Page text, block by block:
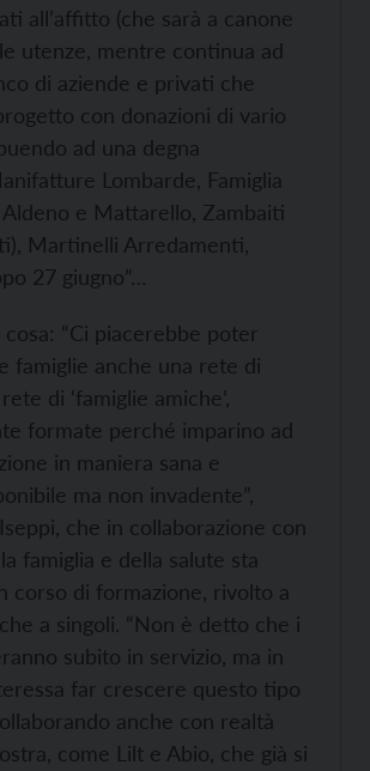
all’affitto (che sarà a canone
utenze, mentre continua ad
di aziende e privati che
con donazioni di vario
ad una degna
Lombarde, Famiglia
e Mattarello, Zambaiti
Martinelli Arredamenti,
27 giugno”…
cosa: “Ci piacerebbe poter
famiglie anche una rete di
di ‘famiglie amiche’,
formate perché imparino ad
in maniera sana e
ma non invadente”,
che in collaborazione con
famiglia e della salute sta
corso di formazione, rivolto a
a singoli. “Non è detto che i
subito in servizio, ma in
far crescere questo tipo
anche con realtà
come Lilt e Abio, che già si